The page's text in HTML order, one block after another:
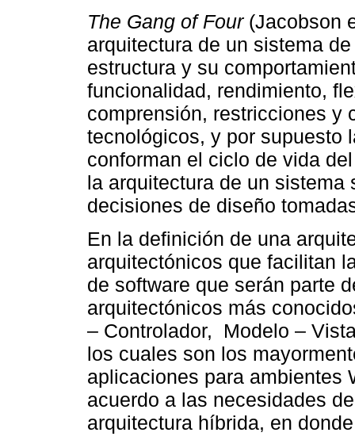
The Gang of Four(Jacobson
arquitectura de un sistema
estructura y su
funcionalidad, rendimiento,
comprensión, restricciones y
tecnológicos, y por supuesto
conforman el ciclo de vida
la arquitectura de un sistema
decisiones de diseño
En la definición de una
arquitectónicos que facilitan
de software que serán parte
arquitectónicos más
– Controlador, Modelo –
los cuales son los
aplicaciones para ambientes
acuerdo a las necesidades
arquitectura híbrida, en